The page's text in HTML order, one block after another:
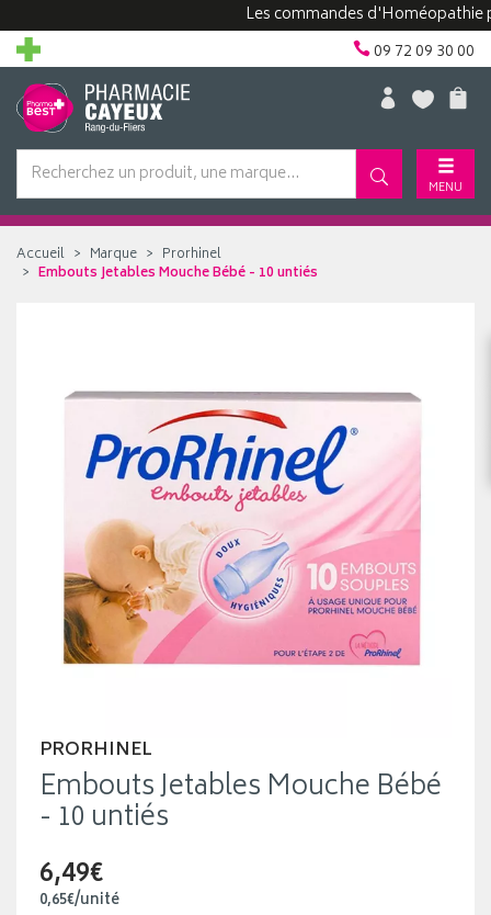
Les commandes d'Homéopathie
09 72 09 30 00
MENU
Accueil Marque
Prorhinel
Embouts Jetables Mouche Bébé - 10 untiés
PRORHINEL
Embouts Jetables Mouche Bébé
- 10 untiés
6,49€
0,65€/unité